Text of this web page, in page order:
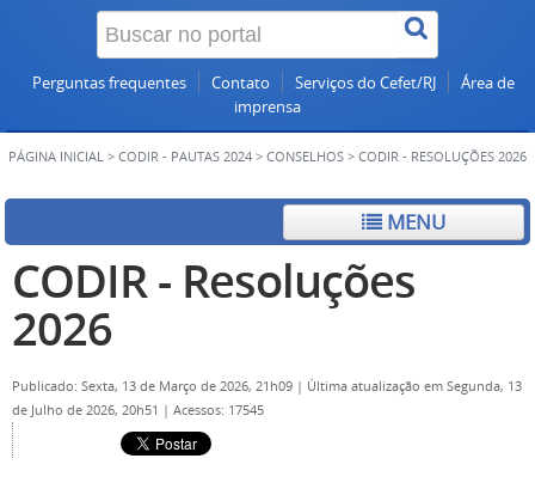
Perguntas frequentes Contato Serviços do Cefet/RJ
Área de
imprensa
PÁGINA INICIAL > CODIR - PAUTAS 2024 > CONSELHOS > CODIR - RESOLUÇÕES 2026
MENU
CODIR - Resoluções
2026
Publicado: Sexta, 13 de Março de 2026, 21h09 | Última atualização em Segunda, 13
de Julho de 2026, 20h51 | Acessos: 17545